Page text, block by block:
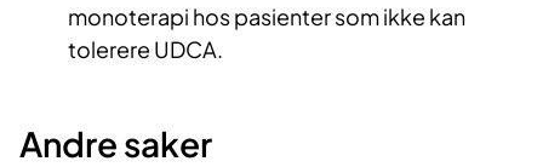
monoterapi hos pasienter som ikke kan
tolerere UDCA.
Andre saker